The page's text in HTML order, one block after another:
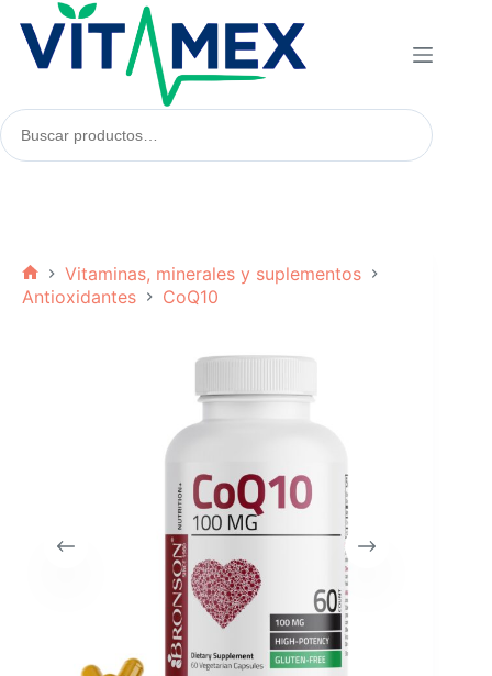
contenido
Buscar
productos:
Inicio
Vitaminas, minerales y suplementos
Antioxidantes
CoQ10